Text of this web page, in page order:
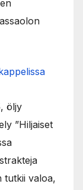
öljy
”Hiljaiset
tutkii valoa,